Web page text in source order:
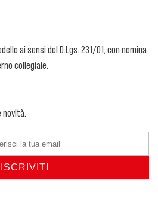
ai sensi del D.Lgs. 231/01, con nomina
collegiale.
novità.